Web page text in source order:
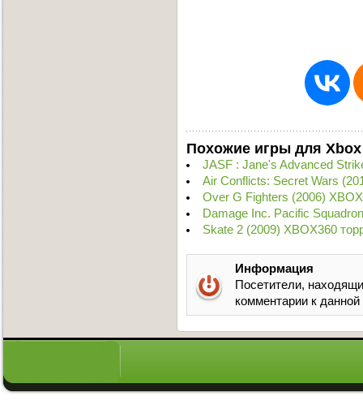
Похожие игры для Xbox
JASF : Jane's Advanced
Air Conflicts: Secret Wars
Over G Fighters (2006)
Damage Inc. Pacific
Skate 2 (2009) XBOX360
Информация
Посетители,
комментарии к